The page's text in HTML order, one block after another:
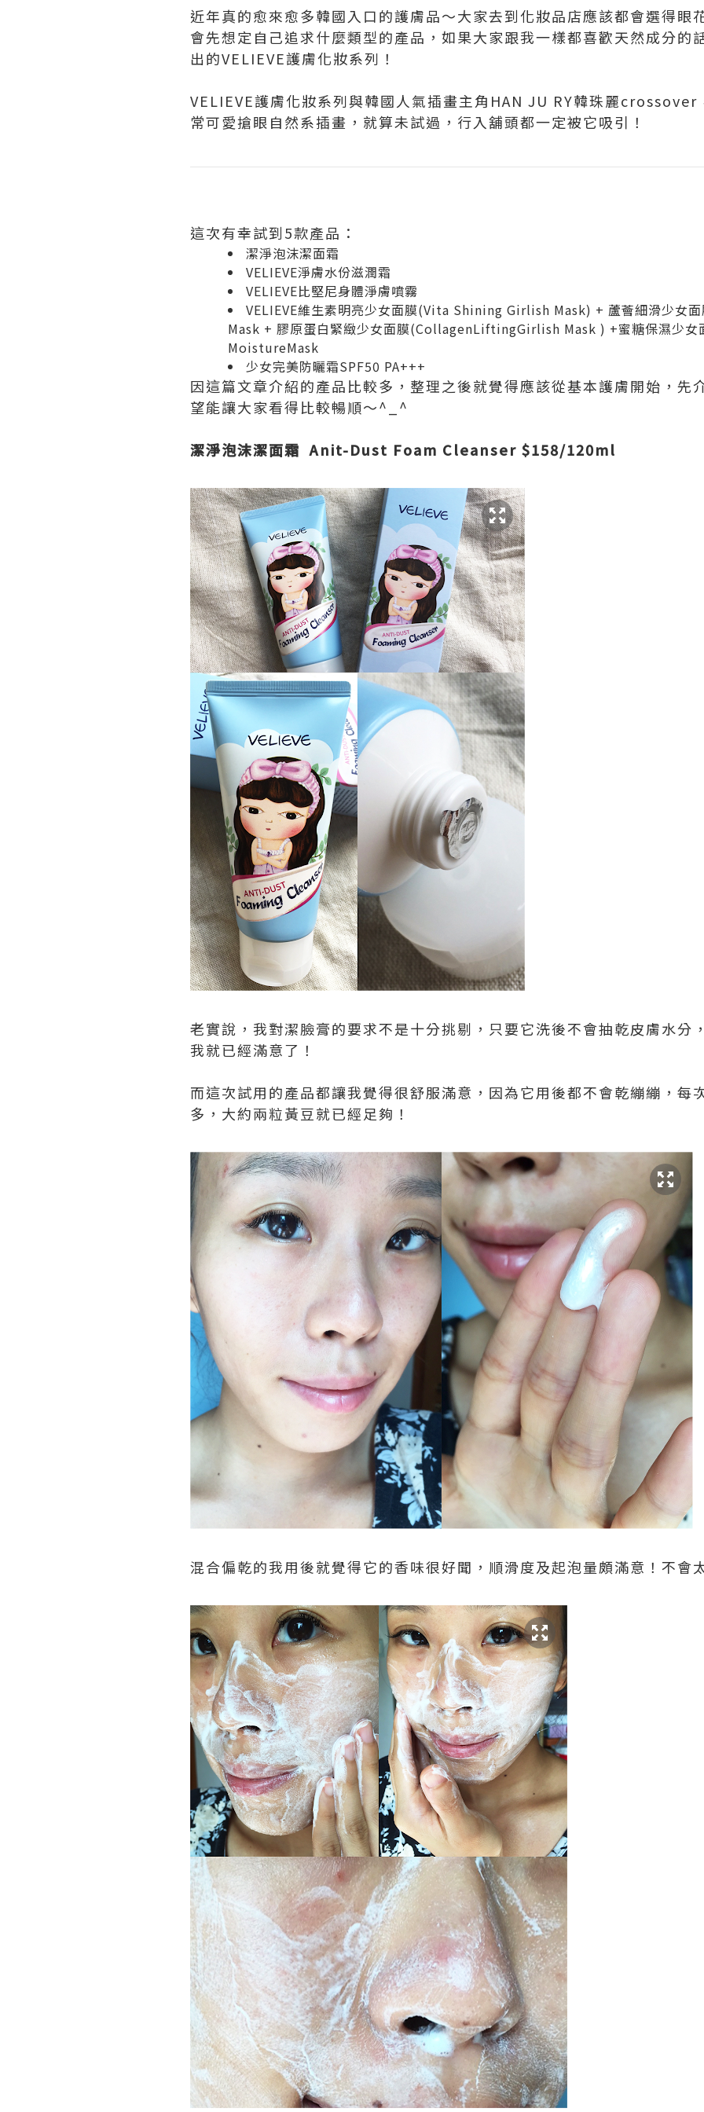
近年真的愈來愈多韓國入口的護膚品～大家去到化妝品店應該都會選得眼
會先想定自己追求什麼類型的產品，如果大家跟我一樣都喜歡天然成分的
出的VELIEVE護膚化妝系列！
VELIEVE護膚化妝系列與韓國人氣插畫主角HAN JU RY韓珠麗crossover
常可愛搶眼自然系插畫，就算未試過，行入舖頭都一定被它吸引！
這次有幸試到5款產品：
潔淨泡沫潔面霜
VELIEVE淨膚水份滋潤霜
VELIEVE比堅尼身體淨膚噴霧
VELIEVE維生素明亮少女面膜(Vita Shining Girlish Mask) + 蘆薈細滑少女
Mask + 膠原蛋白緊緻少女面膜(CollagenLiftingGirlish Mask ) +蜜糖保濕少女
MoistureMask
少女完美防曬霜SPF50 PA+++
因這篇文章介紹的產品比較多，整理之後就覺得應該從基本護膚開始，先
望能讓大家看得比較暢順～^_^
潔淨泡沫潔面霜 Anit-Dust Foam Cleanser $158/120ml
老實說，我對潔臉膏的要求不是十分挑剔，只要它洗後不會抽乾皮膚水分
我就已經滿意了！
而這次試用的產品都讓我覺得很舒服滿意，因為它用後都不會乾繃繃，每
多，大約兩粒黃豆就已經足夠！
混合偏乾的我用後就覺得它的香味很好聞，順滑度及起泡量頗滿意！不會